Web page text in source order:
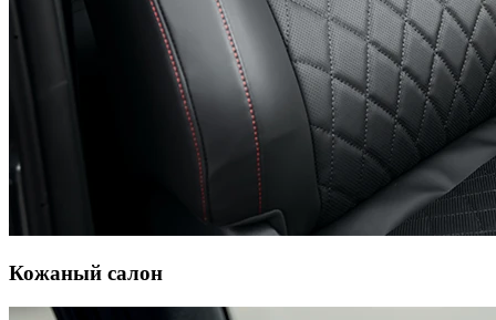
Кожаный салон